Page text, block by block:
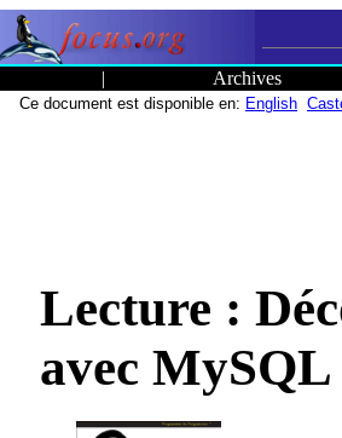
| Archives
Ce document est disponible en: English
Lecture :
avec MySQL